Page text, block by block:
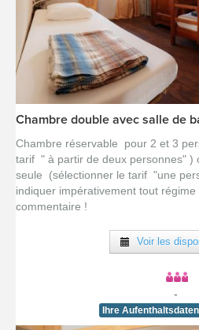
[voir la fiche
Chambre double avec salle de
Chambre réservable pour 2 et 3
tarif " à partir de deux personnes" )
seule (sélectionner le tarif "une
indiquer impérativement tout
commentaire !
Voir les
-
Ihre